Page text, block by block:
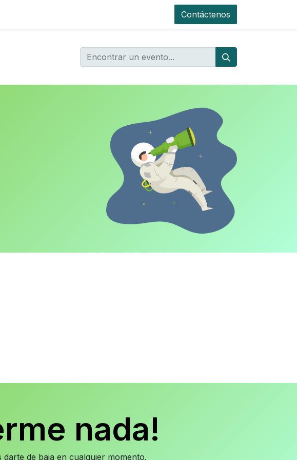
Contáctenos
nada!
de baja en cualquier momento.